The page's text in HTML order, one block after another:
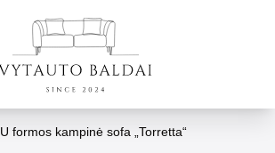
U formos kampinė sofa „Torretta“